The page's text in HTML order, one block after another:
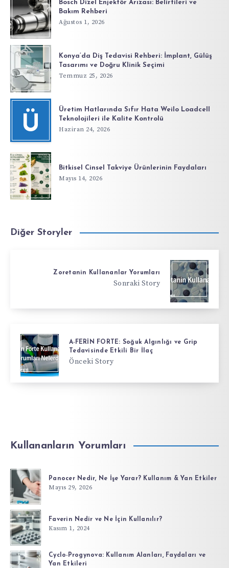
Bosch Dizel Enjektör Arızası: Belirtileri ve
Bakım Rehberi
Ağustos 1, 2026
Konya’da Diş Tedavisi Rehberi: İmplant, Gülüş
Tasarımı ve Doğru Klinik Seçimi
Temmuz 25, 2026
Ü
Üretim Hatlarında Sıfır Hata Weilo Loadcell
Teknolojileri ile Kalite Kontrolü
Haziran 24, 2026
Bitkisel Cinsel Takviye Ürünlerinin Faydaları
Mayıs 14, 2026
Diğer Storyler
Zoretanin Kullananlar Yorumları
Sonraki Story
A-FERİN FORTE: Soğuk Algınlığı ve Grip
Tedavisinde Etkili Bir İlaç
Önceki Story
Kullananların Yorumları
Panocer Nedir, Ne İşe Yarar? Kullanım & Yan Etkiler
Mayıs 29, 2026
Faverin Nedir ve Ne İçin Kullanılır?
Kasım 1, 2024
Cyclo-Progynova: Kullanım Alanları, Faydaları ve
Yan Etkileri